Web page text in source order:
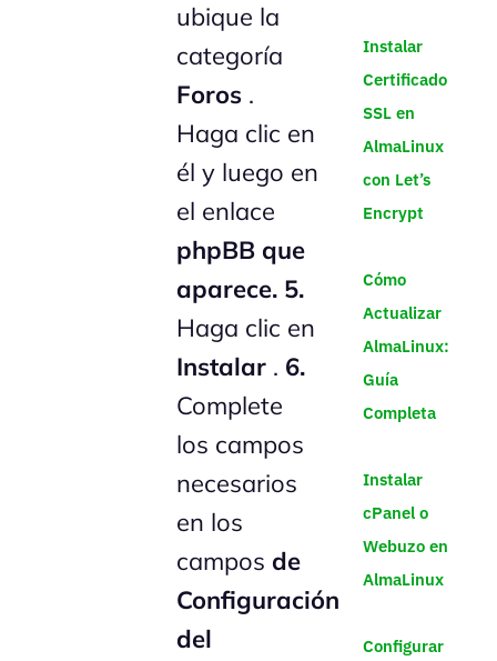
ubique la
categoría
Foros .
Haga clic en
él y luego en
el enlace
phpBB que
aparece. 5.
Haga clic en
Instalar . 6.
Complete
los campos
necesarios
en los
campos de
Configuración
del
Instalar
Certificado
SSL en
AlmaLinux
con Let’s
Encrypt
Cómo
Actualizar
AlmaLinux:
Guía
Completa
Instalar
cPanel o
Webuzo en
AlmaLinux
Configurar